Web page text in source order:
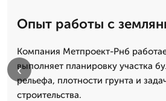
Опыт работы с
Компания Метпроект-Рнб
выполняет планировку участка
рельефа, плотности грунта и
строительства.
‹